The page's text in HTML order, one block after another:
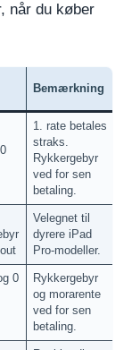
når du køber
Bemærkning
1. rate betales
straks.
Rykkergebyr
ved for sen
betaling.
Velegnet til
dyrere iPad
Pro-modeller.
0
Rykkergebyr
og morarente
ved for sen
betaling.